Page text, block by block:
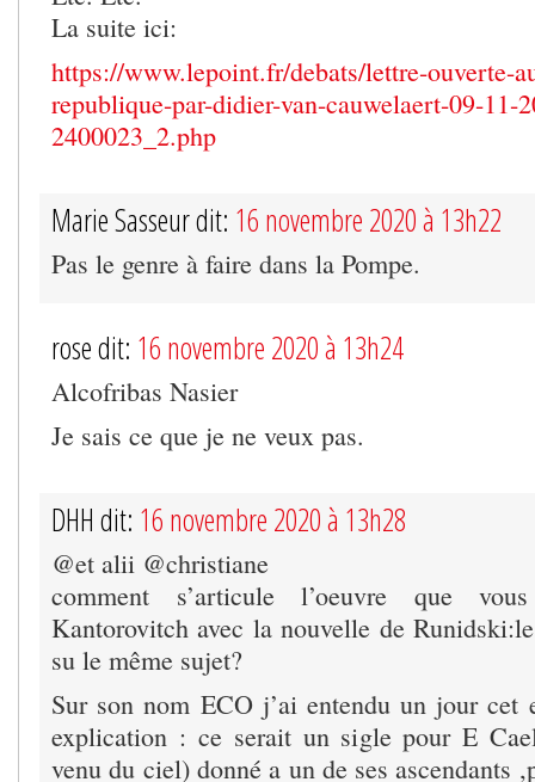
La suite ici:
https://www.lepoint.fr/debats/lettre-ouverte-
republique-par-didier-van-cauwelaert-09-11-
2400023_2.php
Marie Sasseur dit: 16 novembre 2020 à 13h22
Pas le genre à faire dans la Pompe.
rose dit: 16 novembre 2020 à 13h24
Alcofribas Nasier
Je sais ce que je ne veux pas.
DHH dit: 16 novembre 2020 à 13h28
@et alii @christiane
comment s’articule l’oeuvre que
Kantorovitch avec la nouvelle de
su le même sujet?
Sur son nom ECO j’ai entendu un jour cet
explication : ce serait un sigle pour E
venu du ciel) donné a un de ses ascendants